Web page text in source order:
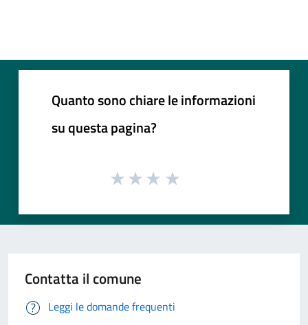
Quanto sono chiare le informazioni
su questa pagina?
Contatta il comune
Leggi le domande frequenti